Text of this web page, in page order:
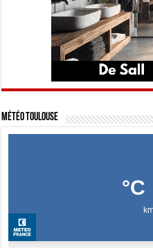
Météo Toulouse